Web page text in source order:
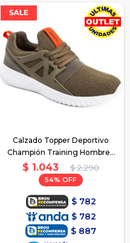
Calzado Topper Deportivo
Champión Training Hombre -
Verde-Naranja
$ 1.043 $ 2.290
54
$ 782
$ 782
$ 887